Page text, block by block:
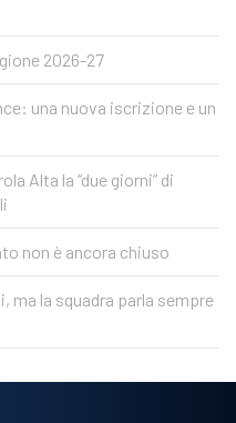
2026-27
una nuova iscrizione e un
Alta la “due giorni” di
non è ancora chiuso
ma la squadra parla sempre